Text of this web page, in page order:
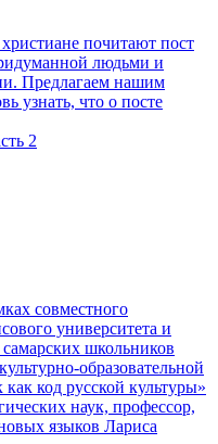
почитают пост
людьми и
Предлагаем нашим
узнать, что о посте
2
совместного
университета и
школьников
образовательной
код русской культуры»
наук, профессор,
языков Лариса